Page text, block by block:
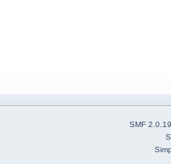
SMF 2.0.19